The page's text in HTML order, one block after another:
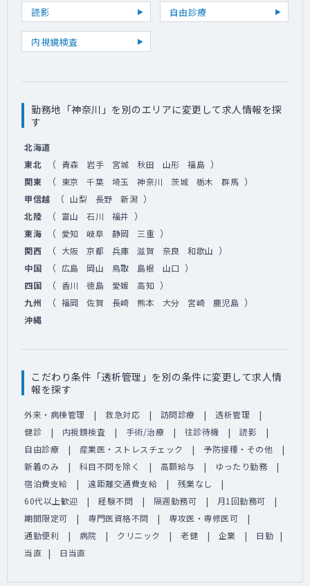
読影 自由診療
内視鏡検査
勤務地「神奈川」を別のエリアに変更して求人情報を探
す
北海道
東北
（ 青森 岩手 宮城 秋田 山形 福島 ）
関東 （ 東京 千葉 埼玉 神奈川 茨城 栃木 群馬 ）
甲信越 （ 山梨 長野 新潟 ）
北陸 （ 富山 石川 福井 ）
東海 （ 愛知 岐阜 静岡 三重 ）
関西 （ 大阪 京都 兵庫 滋賀 奈良 和歌山 ）
中国 （ 広島 岡山 鳥取 島根 山口 ）
四国 （ 香川 徳島 愛媛 高知 ）
九州 （ 福岡 佐賀 長崎 熊本 大分 宮崎 鹿児島 ）
沖縄
こだわり条件「透析管理」を別の条件に変更して求人情
報を探す
外来・病棟管理 救急対応 訪問診療
透析管理
健診
内視鏡検査 手術/治療 往診待機
読影
自由診療
産業医・ストレスチェック
予防接種・その他
新着のみ
科目不問を除く 高額給与
ゆったり勤務
宿泊費支給
遠距離交通費支給
残業なし
60代以上歓迎
経験不問 隔週勤務可
月1回勤務可
期間限定可
専門医資格不問
専攻医・専修医可
通勤便利
病院 クリニック 老健 企業
日勤
当直
日当直